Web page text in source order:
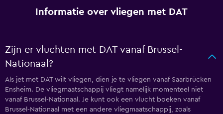
Informatie over vliegen met DAT
Zijn er vluchten met DAT vanaf Brussel-
Nationaal?
Als jet met DAT wilt vliegen, dien je te vliegen vanaf Saarbrücken
Ensheim. De vliegmaatschappij vliegt namelijk momenteel niet
vanaf Brussel-Nationaal. Je kunt ook een vlucht boeken vanaf
Brussel-Nationaal met een andere vliegmaatschappij, zoals